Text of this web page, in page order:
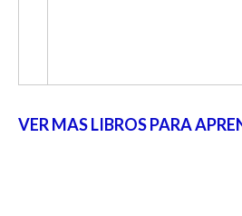
VER MAS LIBROS PARA